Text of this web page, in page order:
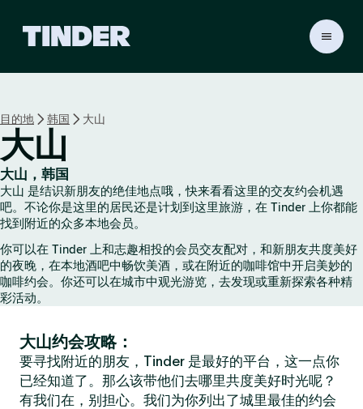
目的地 韩国 大山
大山
大山，韩国
大山 是结识新朋友的绝佳地点哦，快来看看这里的交友约会机遇
吧。不论你是这里的居民还是计划到这里旅游，在 Tinder 上你都能
找到附近的众多本地会员。
你可以在 Tinder 上和志趣相投的会员交友配对，和新朋友共度美好
的夜晚，在本地酒吧中畅饮美酒，或在附近的咖啡馆中开启美妙的
咖啡约会。你还可以在城市中观光游览，去发现或重新探索各种精
彩活动。
大山约会攻略：
要寻找附近的朋友，Tinder 是最好的平台，这一点你
已经知道了。那么该带他们去哪里共度美好时光呢？
有我们在，别担心。我们为你列出了城里最佳的约会